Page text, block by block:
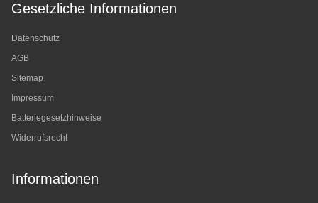
Gesetzliche Informationen
Datenschutz
AGB
Sitemap
Impressum
Batteriegesetzhinweise
Widerrufsrecht
Informationen